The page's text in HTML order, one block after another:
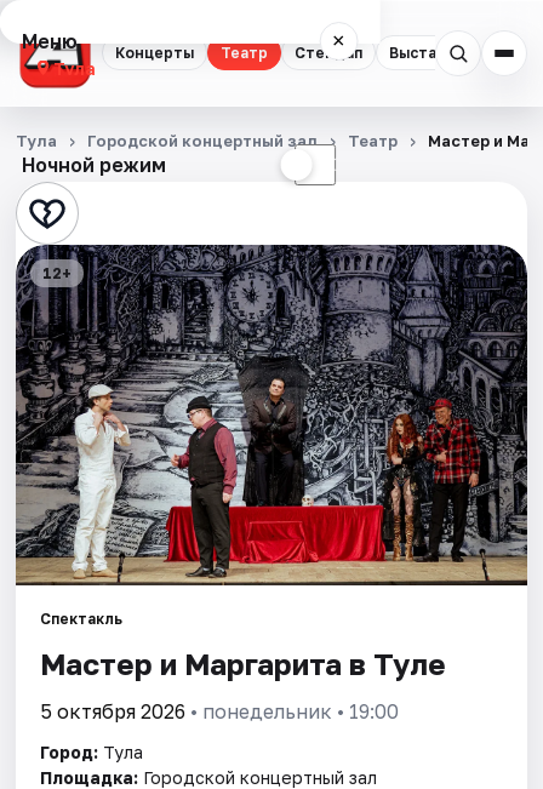
Концерты Театр Стендап Выставки
Меню ×
Тула
Концерты
Театр
Стендап
Выставки
Квесты
Экскурсии
Спорт
События
Площадки
Артисты
Рейтинги
Ночной режим ☾
Тула Городской концертный зал Театр Мастер и
12+
Спектакль
Мастер и Маргарита в Туле
5 октября 2026 • понедельник • 19:00
Город: Тула
Площадка: Городской концертный зал